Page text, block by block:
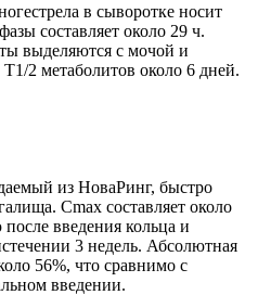
в сыворотке носит
составляет около 29 ч.
выделяются с мочой и
2 метаболитов около 6 дней.
из НоваРинг, быстро
Cmax составляет около
введения кольца и
3 недель. Абсолютная
56%, что сравнимо с
введении.